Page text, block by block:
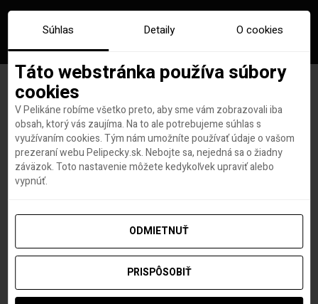
„O päť minút dvanásť,“
popisuje Češka svoj návrat
domov
autorRedakcia Pelipecky.sk 9. APRÍLA 2020
Súhlas Detaily O cookies
Táto webstránka používa súbory
cookies
V Pelikáne robíme všetko preto, aby sme vám zobrazovali iba
obsah, ktorý vás zaujíma. Na to ale potrebujeme súhlas s
využívaním cookies. Tým nám umožníte používať údaje o vašom
prezeraní webu Pelipecky.sk. Nebojte sa, nejedná sa o žiadny
záväzok. Toto nastavenie môžete kedykoľvek upraviť alebo
vypnúť.
ODMIETNUŤ
PRISPÔSOBIŤ